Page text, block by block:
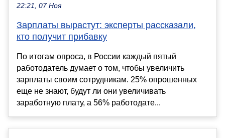
22:21, 07 Ноя
Зарплаты вырастут: эксперты рассказали,
кто получит прибавку
По итогам опроса, в России каждый пятый
работодатель думает о том, чтобы увеличить
зарплаты своим сотрудникам. 25% опрошенных
еще не знают, будут ли они увеличивать
заработную плату, а 56% работодате...